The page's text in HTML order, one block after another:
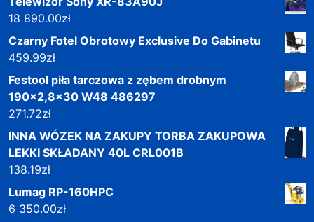
18 890.00zł
Czarny Fotel Obrotowy Exclusive Do Gabinetu
459.99zł
Festool piła tarczowa z zębem drobnym
190x2,8x30 W48 486297
271.72zł
INNA WÓZEK NA ZAKUPY TORBA ZAKUPOWA
LEKKI SKŁADANY 40L CRL001B
138.19zł
Lumag RP-160HPC
6 350.00zł